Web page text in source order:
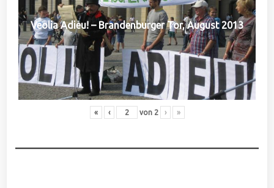
Veolia Adieu! – Brandenburger Tor, August 2013
« ‹ von 2 › »